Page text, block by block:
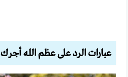
عبارات الرد على عظم الله أجرك